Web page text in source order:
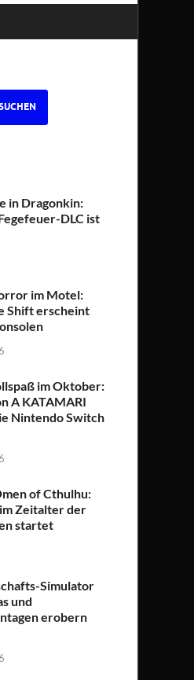
in Dragonkin:
DLC ist
im Motel:
Shift erscheint
im Oktober:
A KATAMARI
Nintendo Switch
of Cthulhu:
Zeitalter der
startet
Simulator
und
erobern